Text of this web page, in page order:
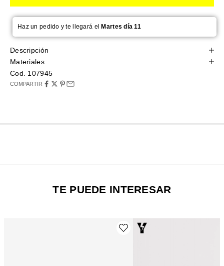
Haz un pedido y te llegará elMartes día 11
Descripción
Materiales
Cod. 107945
COMPARTIR
TE PUEDE INTERESAR